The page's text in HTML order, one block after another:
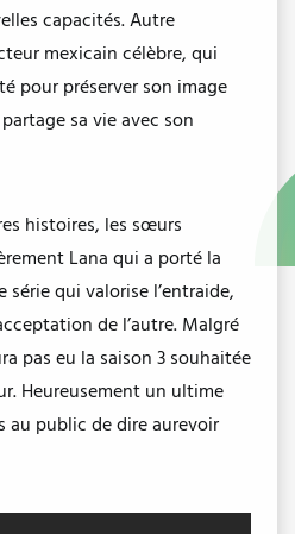
capacités. Autre
mexicain célèbre, qui
pour préserver son image
sa vie avec son
histoires, les sœurs
Lana qui a porté la
série qui valorise l’entraide,
de l’autre. Malgré
pas eu la saison 3 souhaitée
Heureusement un ultime
au public de dire aurevoir